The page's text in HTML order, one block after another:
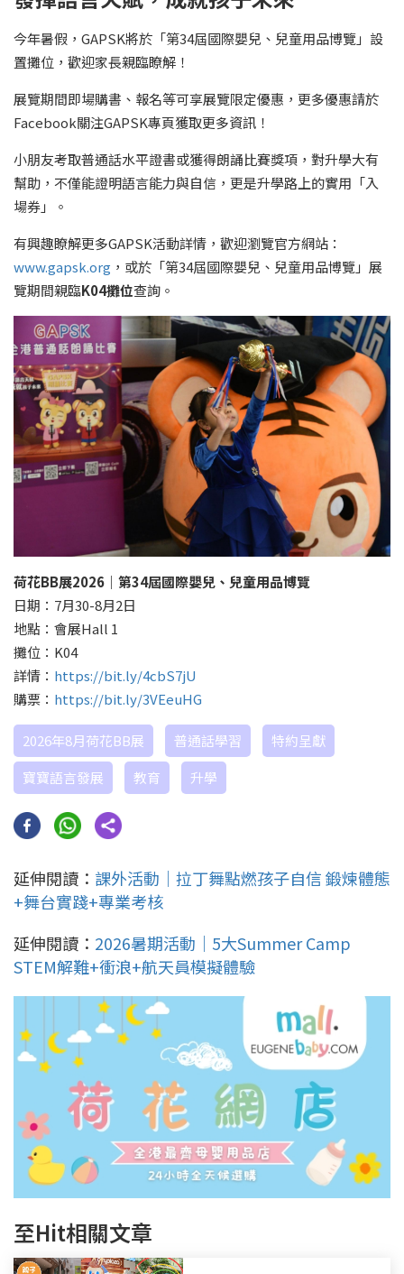
今年暑假，GAPSK將於「第34屆國際嬰兒、兒童用品博覽」設
置攤位，歡迎家長親臨瞭解！
展覽期間即場購書、報名等可享展覽限定優惠，更多優惠請於
Facebook關注GAPSK專頁獲取更多資訊！
小朋友考取普通話水平證書或獲得朗誦比賽獎項，對升學大有
幫助，不僅能證明語言能力與自信，更是升學路上的實用「入
場券」。
有興趣瞭解更多GAPSK活動詳情，歡迎瀏覽官方網站：
www.gapsk.org ，或於「第34屆國際嬰兒、兒童用品博覽」展
覽期間親臨K04攤位查詢。
荷花BB展2026 ｜第34屆國際嬰兒、兒童用品博覽
日期：7月30-8月2日
地點：會展Hall 1
攤位：K04
詳情： https://bit.ly/4cbS7jU
購票： https://bit.ly/3VEeuHG
2026年8月荷花BB展 普通話學習
特約呈獻
寶寶語言發展
教育 升學
延伸閱讀： 課外活動｜拉丁舞點燃孩子自信 鍛煉體態
+舞台實踐+專業考核
延伸閱讀： 2026暑期活動｜5大Summer Camp
STEM解難+衝浪+航天員模擬體驗
至Hit相關文章